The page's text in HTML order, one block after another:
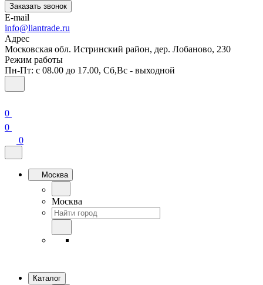
Заказать звонок
E-mail
info@liantrade.ru
Адрес
Московская обл. Истринский район, дер. Лобаново, 230
Режим работы
Пн-Пт: c 08.00 до 17.00, Cб,Вс - выходной
0
0
0
Москва
Москва
Каталог